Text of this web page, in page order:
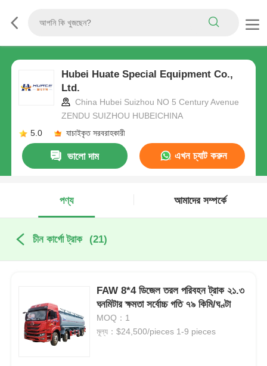
Hubei Huate Special Equipment Co.,
Ltd.
China Hubei Suizhou NO 5 Century Avenue
ZENDU SUIZHOU HUBEICHINA
5.0
যাচাইকৃত সরবরাহকারী
ভালো দাম এখন চ্যাট করুন
পণ্য আমাদের সম্পর্কে
চীন কার্গো ট্রাক (21)
FAW 8*4 ডিজেল তরল পরিবহন ট্রাক ২১.৩
ঘনমিটার ক্ষমতা সর্বোচ্চ গতি ৭৯ কিমি/ঘণ্টা
MOQ：1
মূল্য：$24,500/pieces 1-9 pieces